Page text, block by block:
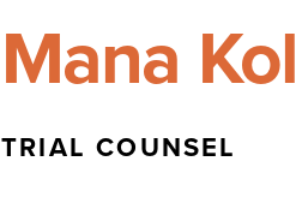
Mana
TRIAL COUNSEL